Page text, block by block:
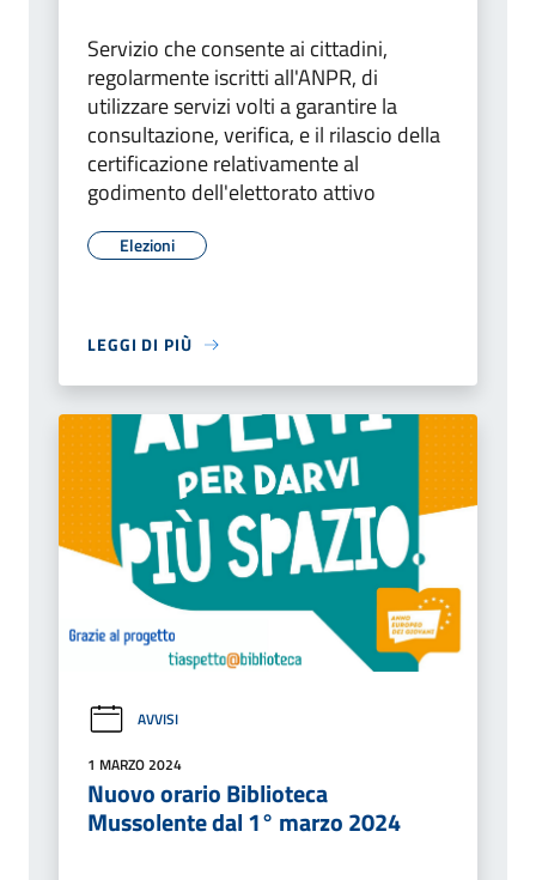
Servizio che consente ai cittadini,
regolarmente iscritti all'ANPR, di
utilizzare servizi volti a garantire la
consultazione, verifica, e il rilascio della
certificazione relativamente al
godimento dell'elettorato attivo
Elezioni
LEGGI DI PIÙ
AVVISI
1 MARZO 2024
Nuovo orario Biblioteca
Mussolente dal 1° marzo 2024